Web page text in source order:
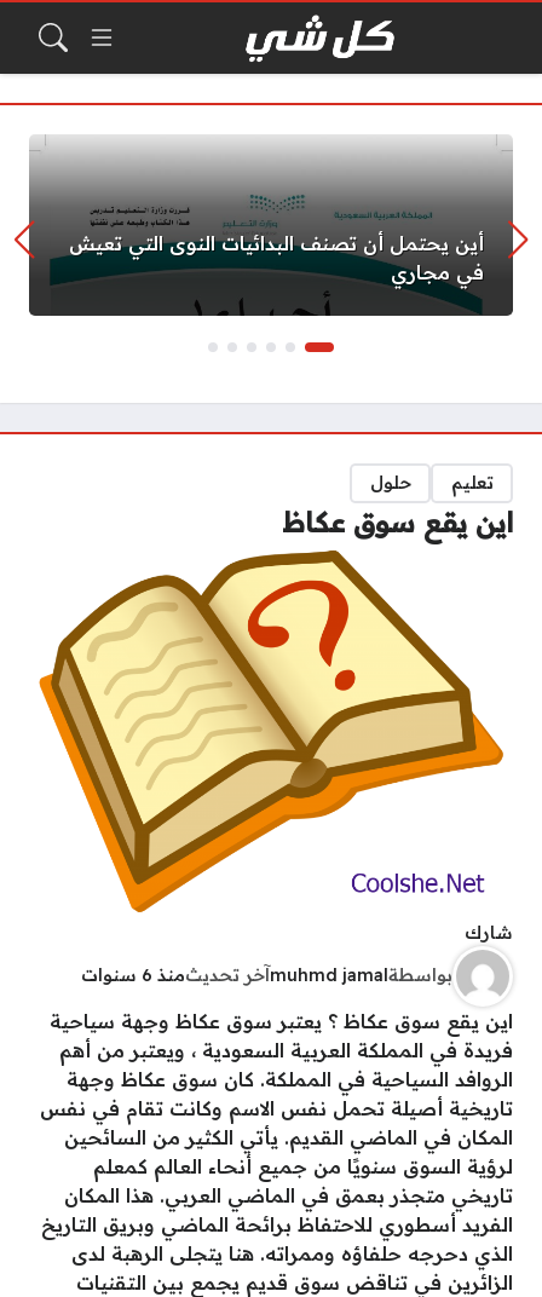
أين يحتمل أن تصنف البدائيات النوى التي تعيش
في مجاري
تعليم حلول
اين يقع سوق عكاظ
شارك
بواسطة muhmd jamal آخر تحديثمنذ 6 سنوات
اين يقع سوق عكاظ ؟ يعتبر سوق عكاظ وجهة سياحية
فريدة في المملكة العربية السعودية ، ويعتبر من أهم
الروافد السياحية في المملكة. كان سوق عكاظ وجهة
تاريخية أصيلة تحمل نفس الاسم وكانت تقام في نفس
المكان في الماضي القديم. يأتي الكثير من السائحين
لرؤية السوق سنويًا من جميع أنحاء العالم كمعلم
تاريخي متجذر بعمق في الماضي العربي. هذا المكان
الفريد أسطوري للاحتفاظ برائحة الماضي وبريق التاريخ
الذي دحرجه حلفاؤه وممراته. هنا يتجلى الرهبة لدى
الزائرين في تناقض سوق قديم يجمع بين التقنيات